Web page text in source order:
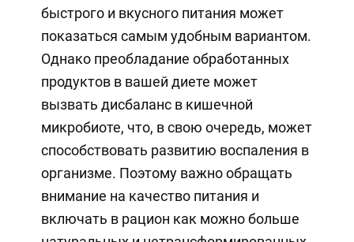
быстрого и вкусного питания может
показаться самым удобным вариантом.
Однако преобладание обработанных
продуктов в вашей диете может
вызвать дисбаланс в кишечной
микробиоте, что, в свою очередь, может
способствовать развитию воспаления в
организме. Поэтому важно обращать
внимание на качество питания и
включать в рацион как можно больше